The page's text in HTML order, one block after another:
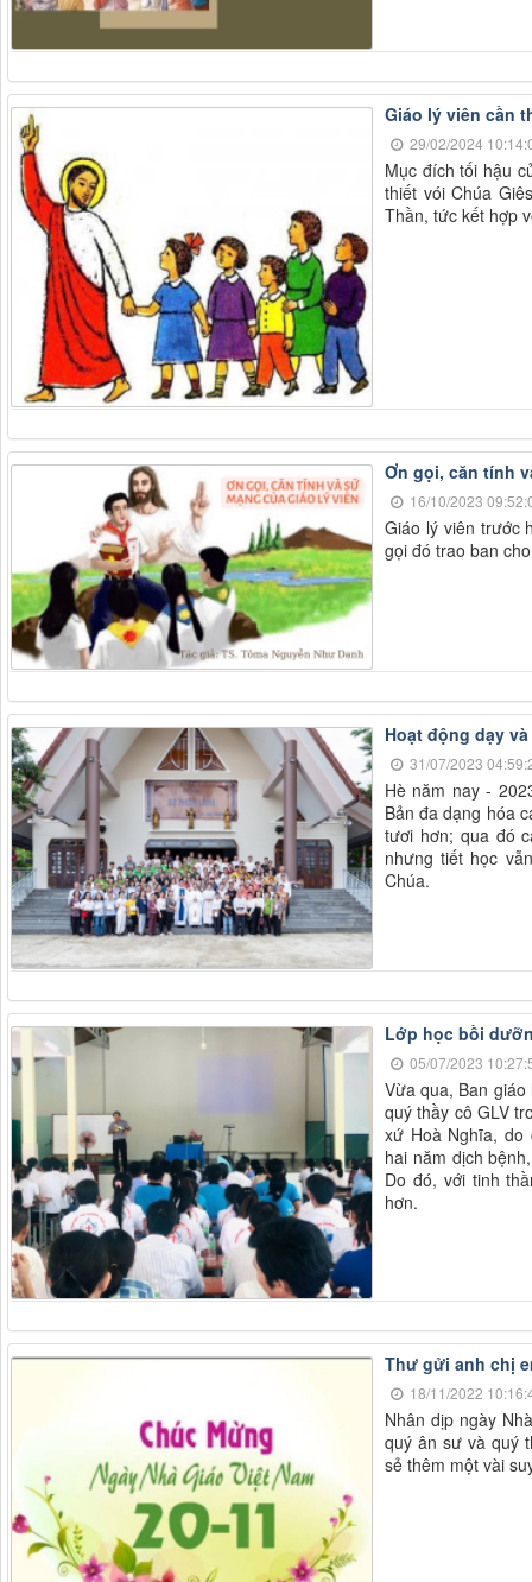
Giáo lý viên cần
29/02/2024
Mục đích tối hậu
thiết vói Chúa
Thần, tức kết hợp
Ơn gọi, căn tính
16/10/2023
Giáo lý viên trước
gọi đó trao ban
Hoạt động dạy
31/07/2023
Hè năm nay -
Bản đa dạng hóa
tươi hơn; qua đó
nhưng tiết học
Chúa.
Lớp học bồi
05/07/2023
Vừa qua, Ban
quý thầy cô GLV
xứ Hoà Nghĩa, do
hai năm dịch
Do đó, với tinh
hơn.
Thư gửi anh chị
18/11/2022
Nhân dịp ngày
quý ân sư và quý
sẻ thêm một vài